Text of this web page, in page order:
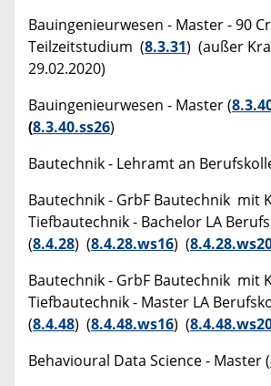
Bauingenieurwesen - Master - 90
Teilzeitstudium (8.3.31) (außer
29.02.2020)
Bauingenieurwesen - Master (
(8.3.40.ss26)
Bautechnik - Lehramt an
Bautechnik - GrbF Bautechnik mit
Tiefbautechnik - Bachelor LA
(8.4.28) (8.4.28.ws16) (
Bautechnik - GrbF Bautechnik mit
Tiefbautechnik - Master LA
(8.4.48) (8.4.48.ws16) (
Behavioural Data Science - Master (